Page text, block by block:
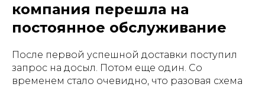
компания перешла на
постоянное обслуживание
После первой успешной доставки поступил
запрос на досыл. Потом еще один. Со
временем стало очевидно, что разовая схема